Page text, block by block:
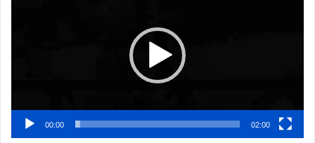
00:00 02:00